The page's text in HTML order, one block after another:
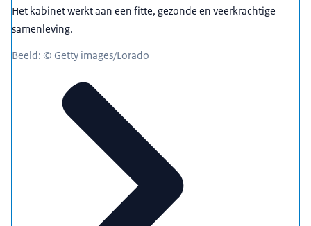
Het kabinet werkt aan een fitte, gezonde en veerkrachtige
samenleving.
Beeld: © Getty images/Lorado